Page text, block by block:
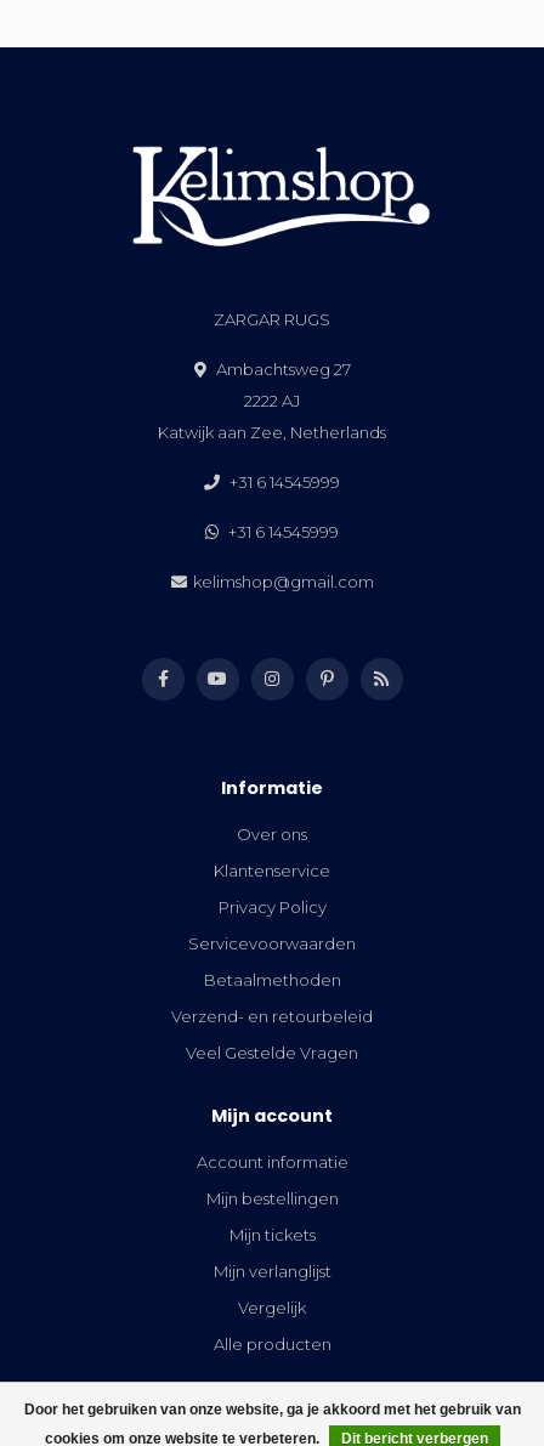
Door het gebruiken van onze website, ga je akkoord met het gebruik van
cookies om onze website te verbeteren.
Dit bericht verbergen
ZARGAR RUGS
Ambachtsweg 27
2222 AJ
Katwijk aan Zee, Netherlands
+31 6 14545999
+31 6 14545999
kelimshop@gmail.com
Informatie
Over ons
Klantenservice
Privacy Policy
Servicevoorwaarden
Betaalmethoden
Verzend- en retourbeleid
Veel Gestelde Vragen
Mijn account
Account informatie
Mijn bestellingen
Mijn tickets
Mijn verlanglijst
Vergelijk
Alle producten